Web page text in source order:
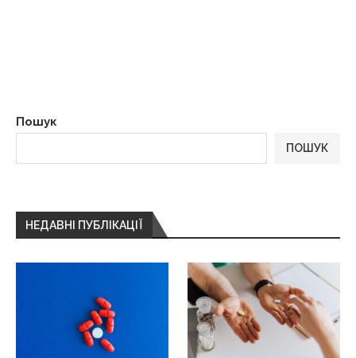
Пошук
ПОШУК
НЕДАВНІ ПУБЛІКАЦІЇ